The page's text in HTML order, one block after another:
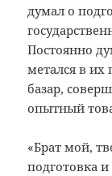
думал о
Постоянно
метался в их
базар,
опытный
«Брат мой,
подготовка